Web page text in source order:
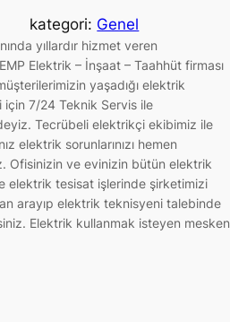
kategori: Genel
yıllardır hizmet veren
Elektrik – İnşaat – Taahhüt firması
yaşadığı elektrik
için 7/24 Teknik Servis ile
Tecrübeli elektrikçi ekibimiz ile
elektrik sorunlarınızı hemen
Ofisinizin ve evinizin bütün elektrik
elektrik tesisat işlerinde şirketimizi
arayıp elektrik teknisyeni talebinde
Elektrik kullanmak isteyen mesken